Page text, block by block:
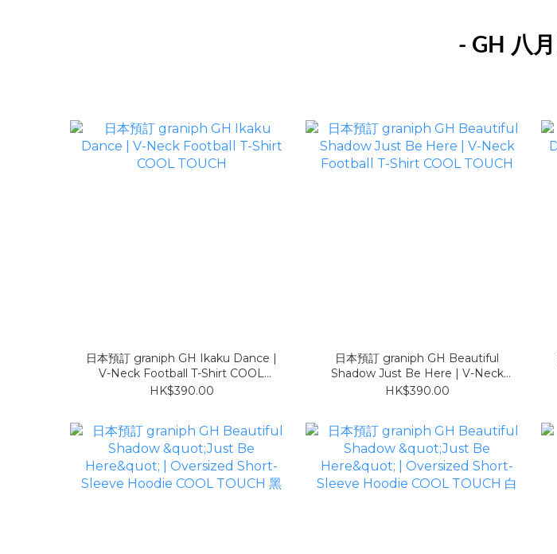
- GH 八月
日本預訂 graniph GH Ikaku Dance |
V-Neck Football T-Shirt COOL
TOUCH
HK$390.00
日本預訂 graniph GH Beautiful
Shadow Just Be Here | V-Neck
Football T-Shirt COOL TOUCH
HK$390.00